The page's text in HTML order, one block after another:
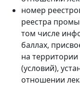
номер
реестра
том числе
баллах,
на
(условий),
отношении